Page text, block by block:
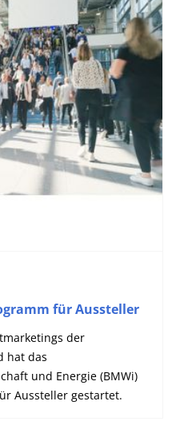
für Aussteller
der
hat das
und Energie (BMWi)
Aussteller gestartet.